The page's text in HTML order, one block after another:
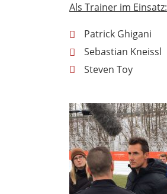
Als Trainer im Einsatz:
Patrick Ghigani
Sebastian Kneissl
Steven Toy